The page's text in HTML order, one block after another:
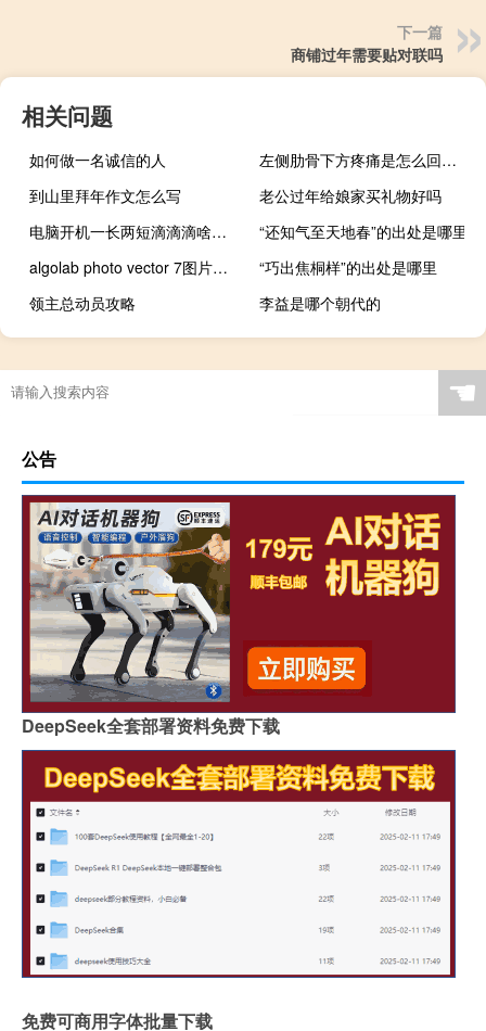
下一篇
商铺过年需要贴对联吗
相关问题
如何做一名诚信的人
左侧肋骨下方疼痛是怎么回事?（左侧肋骨下方疼是怎么回事）
到山里拜年作文怎么写
老公过年给娘家买礼物好吗
电脑开机一长两短滴滴滴啥意思（电脑开机一长两短）
“还知气至天地春”的出处是哪里
algolab photo vector 7图片矢量化工具（algolab_photo_vector）
“巧出焦桐样”的出处是哪里
领主总动员攻略
李益是哪个朝代的
☚
公告
DeepSeek全套部署资料免费下载
免费可商用字体批量下载